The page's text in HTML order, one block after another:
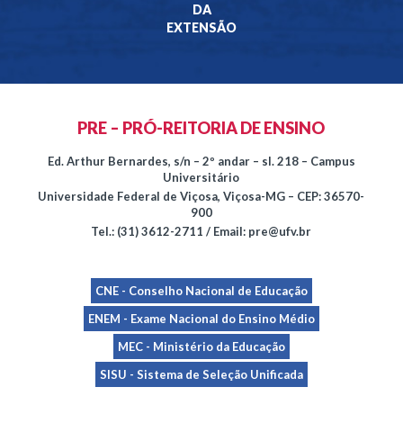
DA
EXTENSÃO
PRE – PRÓ-REITORIA DE ENSINO
Ed. Arthur Bernardes, s/n – 2º andar – sl. 218 – Campus
Universitário
Universidade Federal de Viçosa, Viçosa-MG – CEP: 36570-
900
Tel.: (31) 3612-2711 / Email: pre@ufv.br
CNE - Conselho Nacional de Educação
ENEM - Exame Nacional do Ensino Médio
MEC - Ministério da Educação
SISU - Sistema de Seleção Unificada